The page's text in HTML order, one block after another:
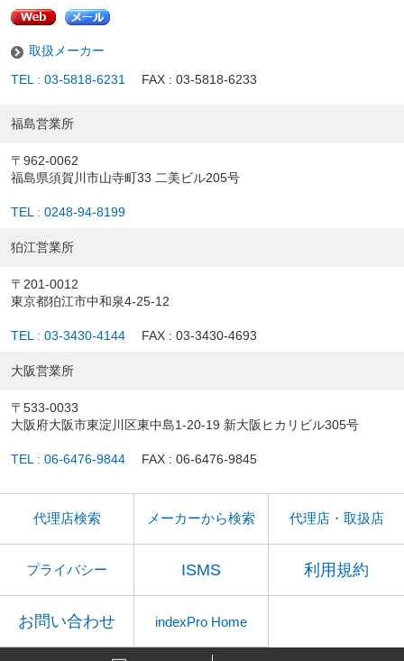
取扱メーカー
TEL : 03-5818-6231 FAX : 03-5818-6233
福島営業所
〒962-0062
福島県須賀川市山寺町33 二美ビル205号
TEL : 0248-94-8199
狛江営業所
〒201-0012
東京都狛江市中和泉4-25-12
TEL : 03-3430-4144 FAX : 03-3430-4693
大阪営業所
〒533-0033
大阪府大阪市東淀川区東中島1-20-19 新大阪ヒカリビル305号
TEL : 06-6476-9844 FAX : 06-6476-9845
代理店検索 メーカーから検索 代理店・取扱店
プライバシー ISMS 利用規約
お問い合わせ indexPro Home